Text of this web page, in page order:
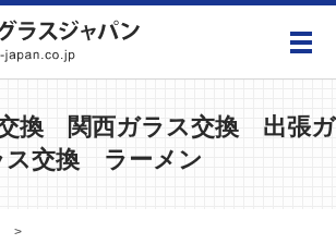
メ
換 関西ガラス交換 出張ガ
ス交換 ラーメン